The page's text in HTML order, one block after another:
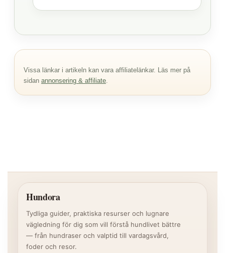
Vissa länkar i artikeln kan vara affiliatelänkar. Läs mer på
sidan annonsering & affiliate.
Hundora
Tydliga guider, praktiska resurser och lugnare
vägledning för dig som vill förstå hundlivet bättre
— från hundraser och valptid till vardagsvård,
foder och resor.